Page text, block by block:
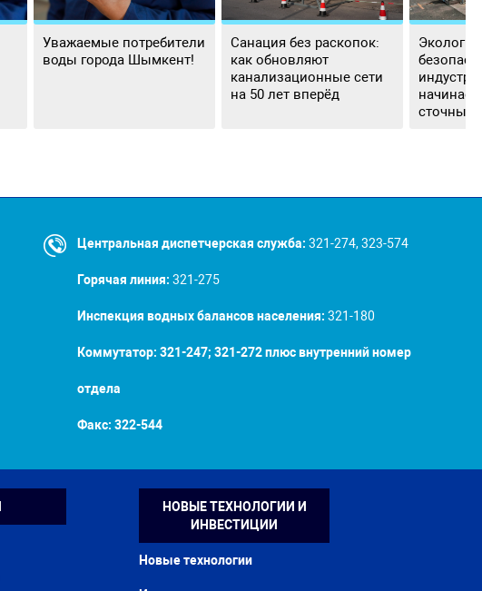
Уважаемые потребители
воды города Шымкент!
Санация без раскопок:
как обновляют
канализационные сети
на 50 лет вперёд
сточных
Центральная диспетчерская служба: 321-274, 323-574
Горячая линия: 321-275
Инспекция водных балансов населения: 321-180
Коммутатор: 321-247; 321-272 плюс внутренний номер
отдела
Факс: 322-544
НОВЫЕ ТЕХНОЛОГИИ И
ИНВЕСТИЦИИ
Новые технологии